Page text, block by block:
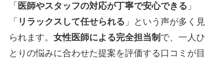
「 医師やスタッフの対応が丁寧で安心できる 」
「 リラックスして任せられる 」という声が多く見
られます。 女性医師による完全担当制 で、一人ひ
とりの悩みに合わせた提案を評価する口コミが目